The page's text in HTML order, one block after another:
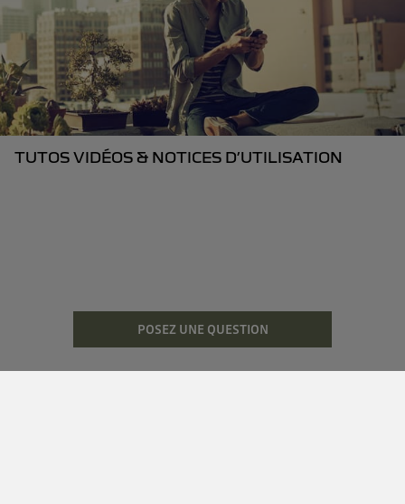
TUTOS VIDÉOS & NOTICES D’UTILISATION
POSEZ UNE QUESTION